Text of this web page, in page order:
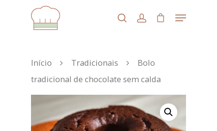
ESC para fechar
Início Tradicionais
Bolo
tradicional de chocolate sem calda